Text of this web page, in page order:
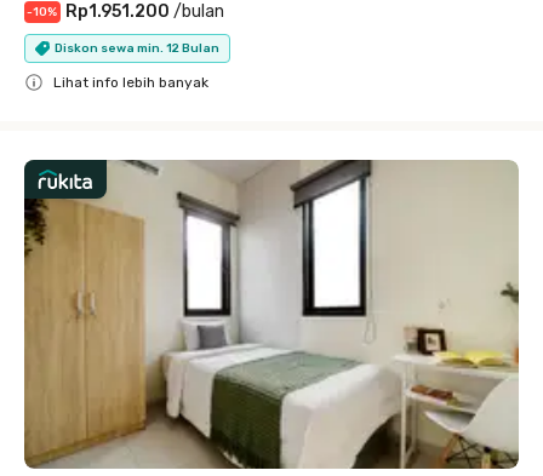
-10% Rp1.951.200 /bulan
Diskon sewa min. 12 Bulan
Lihat info lebih banyak